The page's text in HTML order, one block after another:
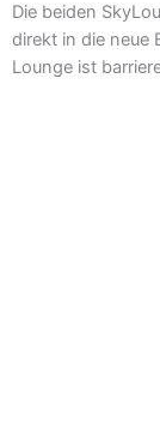
Die beiden
direkt in die neue
Lounge ist